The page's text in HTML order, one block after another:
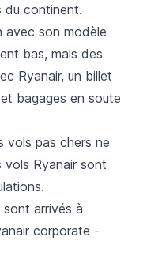
du continent.
avec son modèle
bas, mais des
Ryanair, un billet
bagages en soute
vols pas chers ne
vols Ryanair sont
arrivés à
corporate -